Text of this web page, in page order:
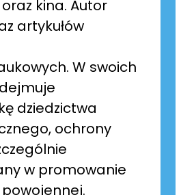
kina. Autor
artykułów
W swoich
dziedzictwa
ochrony
w promowanie